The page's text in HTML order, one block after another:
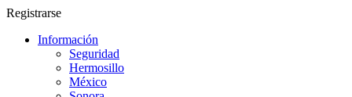
Registrarse
Información
Seguridad
Hermosillo
México